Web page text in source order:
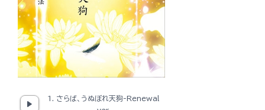
1. さらば、うぬぼれ天狗-Renewal